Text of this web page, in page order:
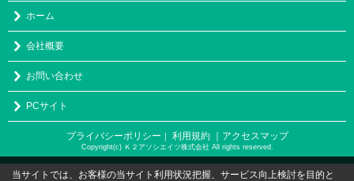
ホーム
会社概要
お問い合わせ
PCサイト
プライバシーポリシー ｜ 利用規約 ｜アクセスマップ
Copyright(c) Ｋ２アソシエイツ株式会社 All rights reserved.
当サイトでは、お客様の当サイト利用状況把握、サービス向上検討を目的と